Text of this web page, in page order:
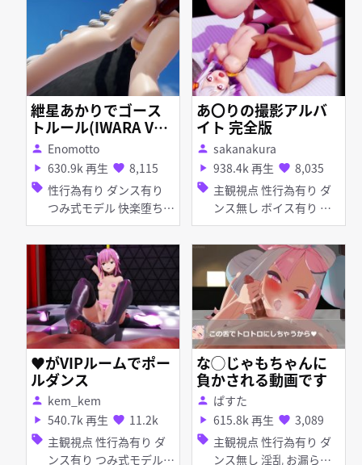
イブ
紲星あかりでゴース
トルール(IWARA Ve
r.)
person Enomotto
play_arrow 630.9k 再生 favorite 8,115
sell 性行為有り ダンス有り
つみ式モデル 快楽堕ち
野外 巨乳 アナル責め ア
ヘ顔 羞恥
あ〇りの撮影アルバ
イト 完全版
person sakanakura
play_arrow 938.4k 再生 favorite 8,035
sell 主観視点 性行為有り ダ
ンス無し ボイス有り つ
み式モデル 援交・売春
快楽堕ち 撮影・ハメ撮り
巨乳 パイズリ フェラ
♥がVIPルームでポー
ルダンス
person kem_kem
play_arrow 540.7k 再生 favorite 11.2k
sell 主観視点 性行為有り ダ
ンス有り つみ式モデル
な◯じゃもちゃんに
負かされる動画です
person ぱすた
play_arrow 615.8k 再生 favorite 3,089
sell 主観視点 性行為有り ダ
ンス無し 淫乱 お漏ら